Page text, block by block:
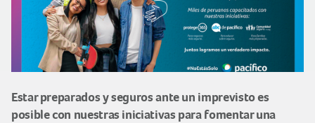
Estar preparados y seguros ante un imprevisto es
posible con nuestras iniciativas para fomentar una